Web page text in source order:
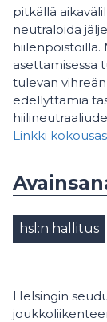
pitkällä
neutraloida
asettamisessa
tulevan
edellyttämiä
Linkki
hsl:n hallitus
Helsingin